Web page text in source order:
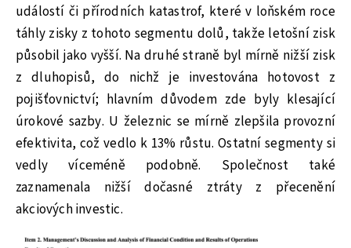
událostí či přírodních katastrof, které v loňském roce
táhly zisky z tohoto segmentu dolů, takže letošní zisk
působil jako vyšší. Na druhé straně byl mírně nižší zisk
z dluhopisů, do nichž je investována hotovost z
pojišťovnictví; hlavním důvodem zde byly klesající
úrokové sazby. U železnic se mírně zlepšila provozní
efektivita, což vedlo k 13% růstu. Ostatní segmenty si
vedly víceméně podobně. Společnost také
zaznamenala nižší dočasné ztráty z přecenění
akciových investic.